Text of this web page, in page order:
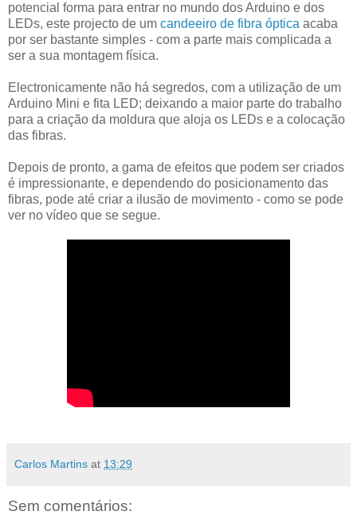
potencial forma para entrar no mundo dos Arduino e dos
LEDs, este projecto de um candeeiro de fibra óptica acaba
por ser bastante simples - com a parte mais complicada a
ser a sua montagem física.
Electronicamente não há segredos, com a utilização de um
Arduino Mini e fita LED; deixando a maior parte do trabalho
para a criação da moldura que aloja os LEDs e a colocação
das fibras.
Depois de pronto, a gama de efeitos que podem ser criados
é impressionante, e dependendo do posicionamento das
fibras, pode até criar a ilusão de movimento - como se pode
ver no vídeo que se segue.
Carlos Martins at 13:29
Sem comentários: